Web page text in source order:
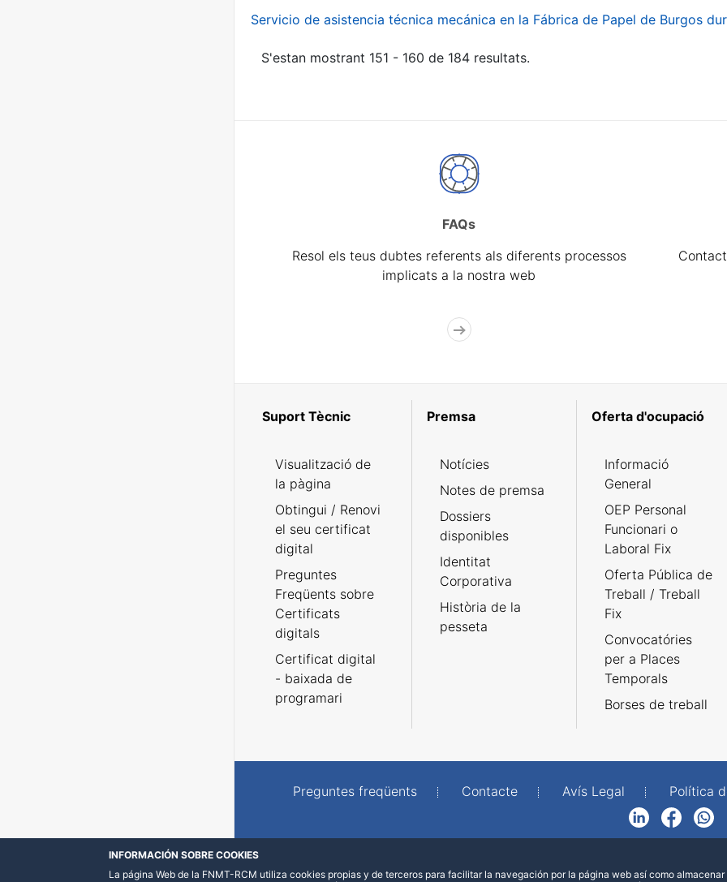
Servicio de asistencia técnica mecánica en la Fábrica de Papel de Burgos
S'estan mostrant 151 - 160 de 184 resultats.
FAQs
Resol els teus dubtes referents als diferents processos
implicats a la nostra web
Suport Tècnic
Visualització de
la pàgina
Obtingui / Renovi
el seu certificat
digital
Preguntes
Freqüents sobre
Certificats
digitals
Certificat digital
- baixada de
programari
Premsa
Notícies
Notes de premsa
Dossiers
disponibles
Identitat
Corporativa
Història de la
pesseta
Oferta d'ocupació
Informació
General
OEP Personal
Funcionari o
Laboral Fix
Oferta Pública de
Treball / Treball
Fix
Convocatóries
per a Places
Temporals
Borses de treball
Preguntes freqüents Contacte Avís Legal Política
FacebookWhatsApp
INFORMACIÓN SOBRE COOKIES
La página Web de la FNMT-RCM utiliza cookies propias y de terceros para facilitar la navegación por la página web así como